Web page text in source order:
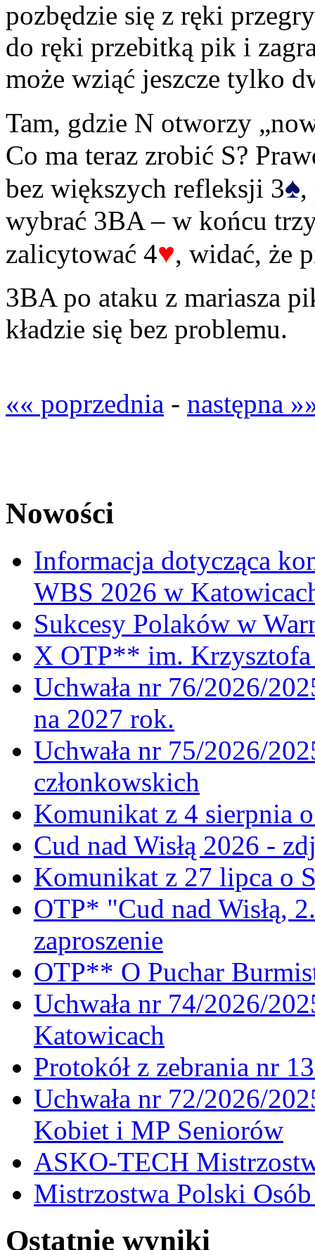
pozbędzie się z ręki
do ręki przebitką pik i
może wziąć jeszcze tylko
Tam, gdzie N otworzy
Co ma teraz zrobić S?
bez większych refleksji 3♠,
wybrać 3BA – w końcu
zalicytować 4♥, widać, że
3BA po ataku z mariasza
kładzie się bez problemu.
«« poprzednia - następna
Nowości
Informacja dotycząca
WBS 2026 w
Sukcesy Polaków w
X OTP** im. Krzysztofa
Uchwała nr 76/2026/
na 2027 rok.
Uchwała nr 75/2026/
członkowskich
Komunikat z 4 sierpnia
Cud nad Wisłą 2026 -
Komunikat z 27 lipca o
OTP* "Cud nad Wisłą,
zaproszenie
OTP** O Puchar
Uchwała nr 74/2026/
Katowicach
Protokół z zebrania nr
Uchwała nr 72/2026/
Kobiet i MP Seniorów
ASKO-TECH
Mistrzostwa Polski
Ostatnie wyniki